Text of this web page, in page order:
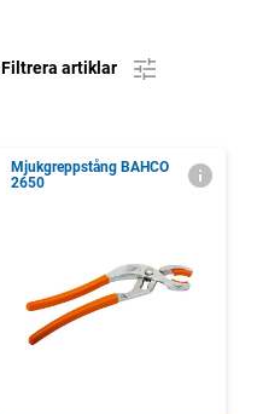
Filtrera artiklar
Mjukgreppstång BAHCO
2650